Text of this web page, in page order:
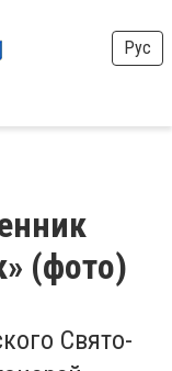
Рус
(фото)
Свято-